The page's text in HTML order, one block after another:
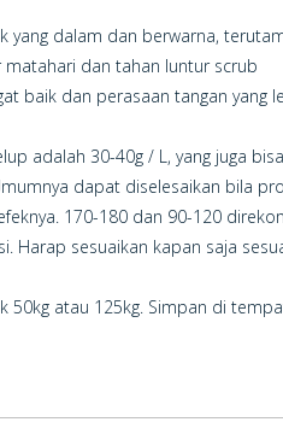
yang dalam dan berwarna,
matahari dan tahan luntur scrub
baik dan perasaan tangan yang
adalah 30-40g / L, yang juga
dapat diselesaikan bila
170-180 dan 90-120
Harap sesuaikan kapan saja
50kg atau 125kg. Simpan di